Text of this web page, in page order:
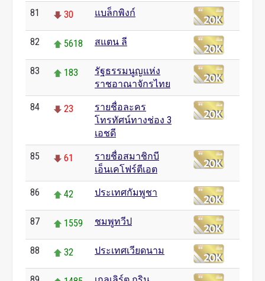
81 30 แบล็กพิงก์
82 5618 สแตน ลี
83 183
รัฐธรรมนูญแห่ง
ราชอาณาจักรไทย
84 23
รายชื่อละคร
โทรทัศน์ทางช่อง 3
เอชดี
85 61
รายชื่อสมาชิกบี
เอ็นเคโฟร์ตีเอต
86 42 ประเทศกัมพูชา
87 1559 ชมพูทวีป
88 32 ประเทศเวียดนาม